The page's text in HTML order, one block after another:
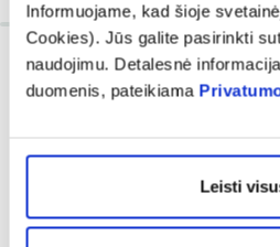
Informuojame, kad šioje
Cookies). Jūs galite pasirinkti
naudojimu. Detalesnė
duomenis, pateikiama
Leisti
Dažnai perkama